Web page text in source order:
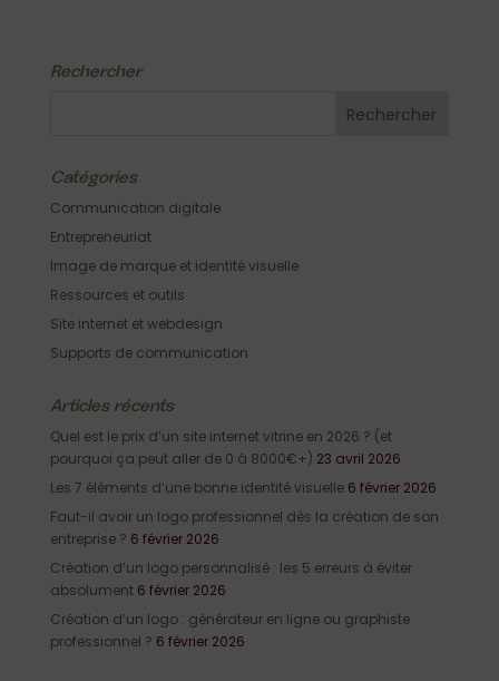
Rechercher
Catégories
Communication digitale
Entrepreneuriat
Image de marque et identité visuelle
Ressources et outils
Site internet et webdesign
Supports de communication
Articles récents
Quel est le prix d’un site internet vitrine en 2026 ? (et
pourquoi ça peut aller de 0 à 8000€+) 23 avril 2026
Les 7 éléments d’une bonne identité visuelle 6 février 2026
Faut-il avoir un logo professionnel dès la création de son
entreprise ? 6 février 2026
Création d’un logo personnalisé : les 5 erreurs à éviter
absolument 6 février 2026
Création d’un logo : générateur en ligne ou graphiste
professionnel ? 6 février 2026